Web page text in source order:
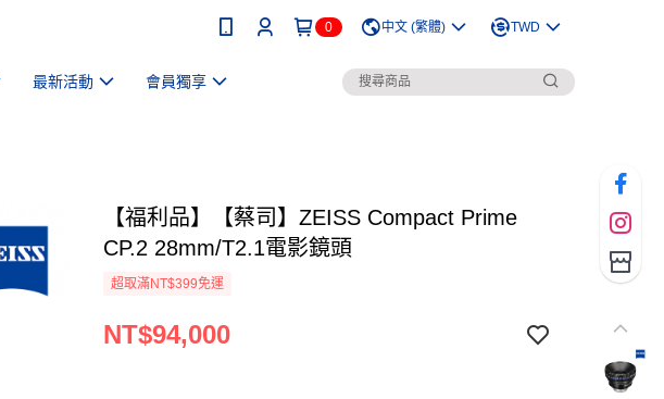
0 中文 (繁體) TWD
最新活動 會員獨享
【福利品】【蔡司】ZEISS Compact Prime
CP.2 28mm/T2.1電影鏡頭
超取滿NT$399免運
NT$94,000